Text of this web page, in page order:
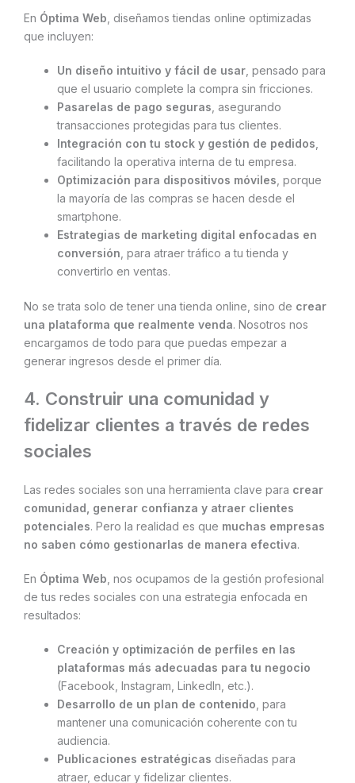
En Óptima Web , diseñamos tiendas online optimizadas
que incluyen:
Un diseño intuitivo y fácil de usar , pensado para
que el usuario complete la compra sin fricciones.
Pasarelas de pago seguras , asegurando
transacciones protegidas para tus clientes.
Integración con tu stock y gestión de pedidos
facilitando la operativa interna de tu empresa.
Optimización para dispositivos móviles , porque
la mayoría de las compras se hacen desde el
smartphone.
Estrategias de marketing digital enfocadas en
conversión , para atraer tráfico a tu tienda y
convertirlo en ventas.
No se trata solo de tener una tienda online, sino de crear
una plataforma que realmente venda. Nosotros nos
encargamos de todo para que puedas empezar a
generar ingresos desde el primer día.
4. Construir una comunidad y
fidelizar clientes a través de redes
sociales
Las redes sociales son una herramienta clave para crear
comunidad, generar confianza y atraer clientes
potenciales. Pero la realidad es que muchas empresas
no saben cómo gestionarlas de manera efectiva.
En Óptima Web , nos ocupamos de la gestión profesional
de tus redes sociales con una estrategia enfocada en
resultados:
Creación y optimización de perfiles en las
plataformas más adecuadas para tu negocio
(Facebook, Instagram, LinkedIn, etc.).
Desarrollo de un plan de contenido , para
mantener una comunicación coherente con tu
audiencia.
Publicaciones estratégicas diseñadas para
atraer, educar y fidelizar clientes.